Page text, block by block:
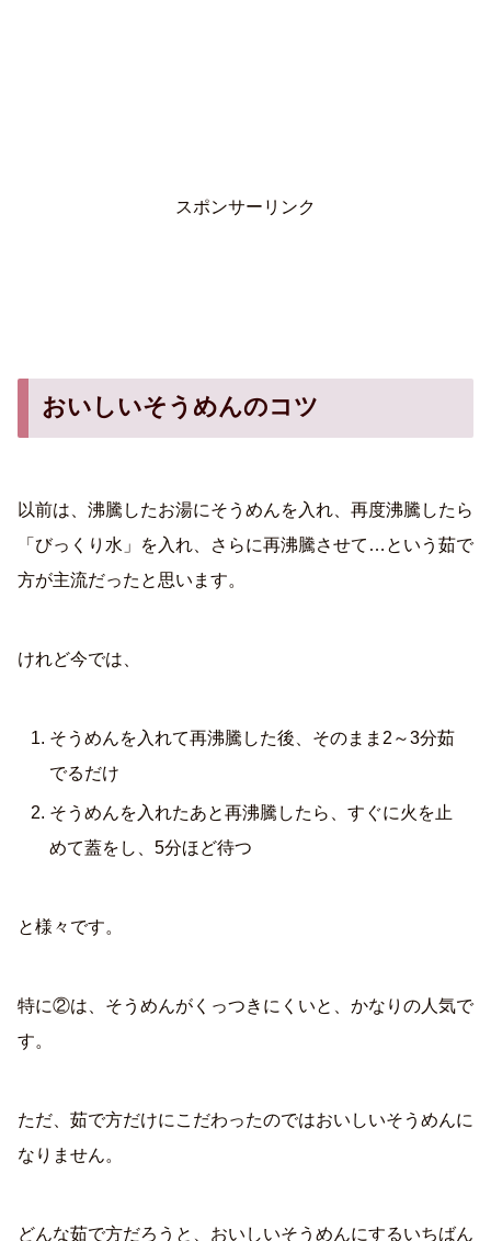
スポンサーリンク
おいしいそうめんのコツ
以前は、沸騰したお湯にそうめんを入れ、再度沸騰したら
「びっくり水」を入れ、さらに再沸騰させて…という茹で
方が主流だったと思います。
けれど今では、
そうめんを入れて再沸騰した後、そのまま2～3分茹
でるだけ
そうめんを入れたあと再沸騰したら、すぐに火を止
めて蓋をし、5分ほど待つ
と様々です。
特に②は、そうめんがくっつきにくいと、かなりの人気で
す。
ただ、茹で方だけにこだわったのではおいしいそうめんに
なりません。
どんな茹で方だろうと、おいしいそうめんにするいちばん